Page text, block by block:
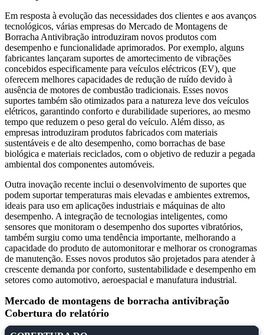
Em resposta à evolução das necessidades dos clientes e aos avanços
tecnológicos, várias empresas do Mercado de Montagens de
Borracha Antivibração introduziram novos produtos com
desempenho e funcionalidade aprimorados. Por exemplo, alguns
fabricantes lançaram suportes de amortecimento de vibrações
concebidos especificamente para veículos eléctricos (EV), que
oferecem melhores capacidades de redução de ruído devido à
ausência de motores de combustão tradicionais. Esses novos
suportes também são otimizados para a natureza leve dos veículos
elétricos, garantindo conforto e durabilidade superiores, ao mesmo
tempo que reduzem o peso geral do veículo. Além disso, as
empresas introduziram produtos fabricados com materiais
sustentáveis ​​e de alto desempenho, como borrachas de base
biológica e materiais reciclados, com o objetivo de reduzir a pegada
ambiental dos componentes automóveis.
Outra inovação recente inclui o desenvolvimento de suportes que
podem suportar temperaturas mais elevadas e ambientes extremos,
ideais para uso em aplicações industriais e máquinas de alto
desempenho. A integração de tecnologias inteligentes, como
sensores que monitoram o desempenho dos suportes vibratórios,
também surgiu como uma tendência importante, melhorando a
capacidade do produto de automonitorar e melhorar os cronogramas
de manutenção. Esses novos produtos são projetados para atender à
crescente demanda por conforto, sustentabilidade e desempenho em
setores como automotivo, aeroespacial e manufatura industrial.
Mercado de montagens de borracha antivibração
Cobertura do relatório